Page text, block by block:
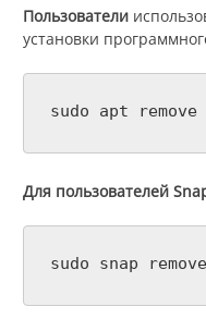
Пользователи
установки
sudo apt remove
Для пользователей
sudo snap